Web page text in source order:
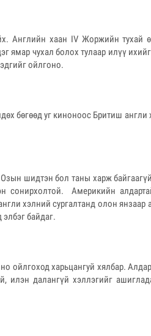
Английн хаан IV Жоржийн тухай
ямар чухал болох тулаар илүү
ойлгоно.
бөгөөд уг киноноос Бритиш англи
шидтэн бол таны харж
сонирхолтой. Америкийн
хэлний сургалтанд олон янзаар
байдаг.
ойлгоход харьцангуй хялбар.
илэн далангүй хэллэгийг